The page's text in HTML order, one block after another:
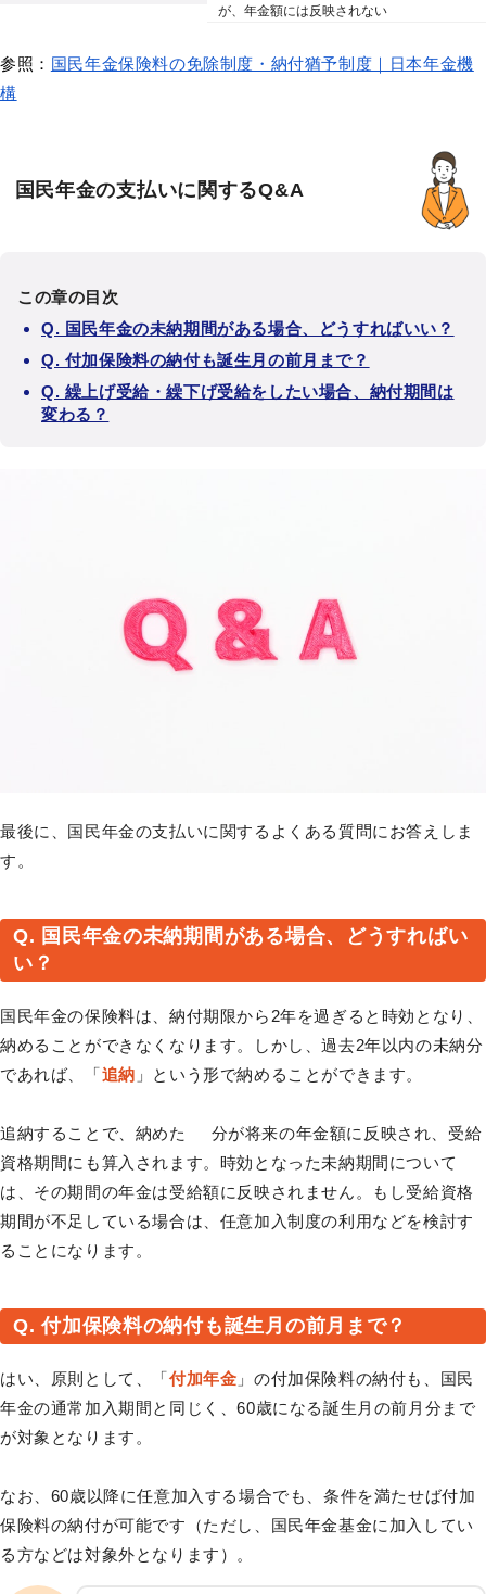
が、年金額には反映されない
参照： 国民年金保険料の免除制度・納付猶予制度｜日本年金機
構
国民年金の支払いに関するQ&A
この章の目次
Q. 国民年金の未納期間がある場合、どうすればいい？
Q. 付加保険料の納付も誕生月の前月まで？
Q. 繰上げ受給・繰下げ受給をしたい場合、納付期間は
変わる？
最後に、国民年金の支払いに関するよくある質問にお答えしま
す。
Q. 国民年金の未納期間がある場合、どうすればい
い？
国民年金の保険料は、納付期限から2年を過ぎると時効となり、
納めることができなくなります。しかし、過去2年以内の未納分
であれば、「追納 」という形で納めることができます。
追納することで、納めた 分が将来の年金額に反映され、受給
資格期間にも算入されます。時効となった未納期間について
は、その期間の年金は受給額に反映されません。もし受給資格
期間が不足している場合は、任意加入制度の利用などを検討す
ることになります。
Q. 付加保険料の納付も誕生月の前月まで？
はい、原則として、「付加年金 」の付加保険料の納付も、国民
年金の通常加入期間と同じく、60歳になる誕生月の前月分まで
が対象となります。
なお、60歳以降に任意加入する場合でも、条件を満たせば付加
保険料の納付が可能です（ただし、国民年金基金に加入してい
る方などは対象外となります）。